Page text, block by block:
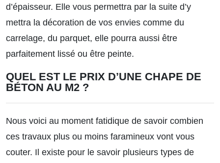
d’épaisseur. Elle vous permettra par la suite d’y
mettra la décoration de vos envies comme du
carrelage, du parquet, elle pourra aussi être
parfaitement lissé ou être peinte.
QUEL EST LE PRIX D’UNE CHAPE DE
BÉTON AU M2 ?
Nous voici au moment fatidique de savoir combien
ces travaux plus ou moins faramineux vont vous
couter. Il existe pour le savoir plusieurs types de